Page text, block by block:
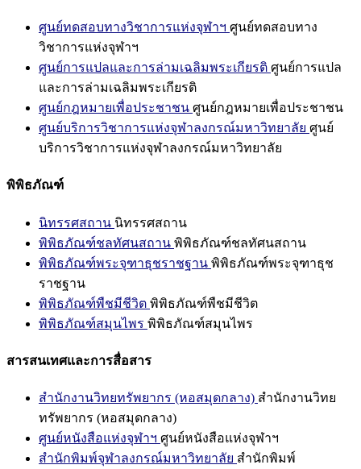
ศูนย์ทดสอบทางวิชาการแห่งจุฬาฯ ศูนย์ทดสอบทาง
วิชาการแห่งจุฬาฯ
ศูนย์การแปลและการล่ามเฉลิมพระเกียรติ ศูนย์การแปล
และการล่ามเฉลิมพระเกียรติ
ศูนย์กฎหมายเพื่อประชาชน ศูนย์กฎหมายเพื่อประชาชน
ศูนย์บริการวิชาการแห่งจุฬาลงกรณ์มหาวิทยาลัย ศูนย์
บริการวิชาการแห่งจุฬาลงกรณ์มหาวิทยาลัย
พิพิธภัณฑ์
นิทรรศสถาน นิทรรศสถาน
พิพิธภัณฑ์ชลทัศนสถาน พิพิธภัณฑ์ชลทัศนสถาน
พิพิธภัณฑ์พระจุฑาธุชราชฐาน พิพิธภัณฑ์พระจุฑาธุช
ราชฐาน
พิพิธภัณฑ์พืชมีชีวิต พิพิธภัณฑ์พืชมีชีวิต
พิพิธภัณฑ์สมุนไพร พิพิธภัณฑ์สมุนไพร
สารสนเทศและการสื่อสาร
สำนักงานวิทยทรัพยากร (หอสมุดกลาง) สำนักงานวิทย
ทรัพยากร (หอสมุดกลาง)
ศูนย์หนังสือแห่งจุฬาฯ ศูนย์หนังสือแห่งจุฬาฯ
สำนักพิมพ์จุฬาลงกรณ์มหาวิทยาลัย สำนักพิมพ์